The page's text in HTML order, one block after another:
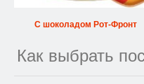
С шоколадом Рот-Фронт
Как выбрать